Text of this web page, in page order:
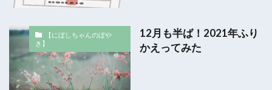
【にぼしちゃんのぼや
き】
12月も半ば！2021年ふり
かえってみた